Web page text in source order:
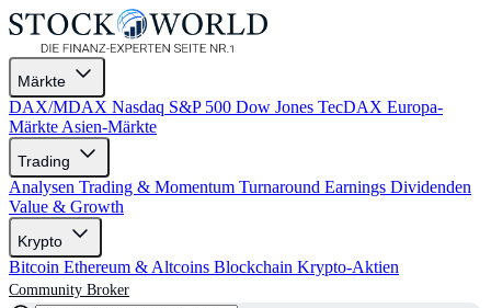
Märkte
DAX/MDAX Nasdaq S&P 500 Dow Jones TecDAX Europa-
Märkte Asien-Märkte
Trading
Analysen Trading & Momentum Turnaround Earnings Dividenden
Value & Growth
Krypto
Bitcoin Ethereum & Altcoins Blockchain Krypto-Aktien
Community Broker